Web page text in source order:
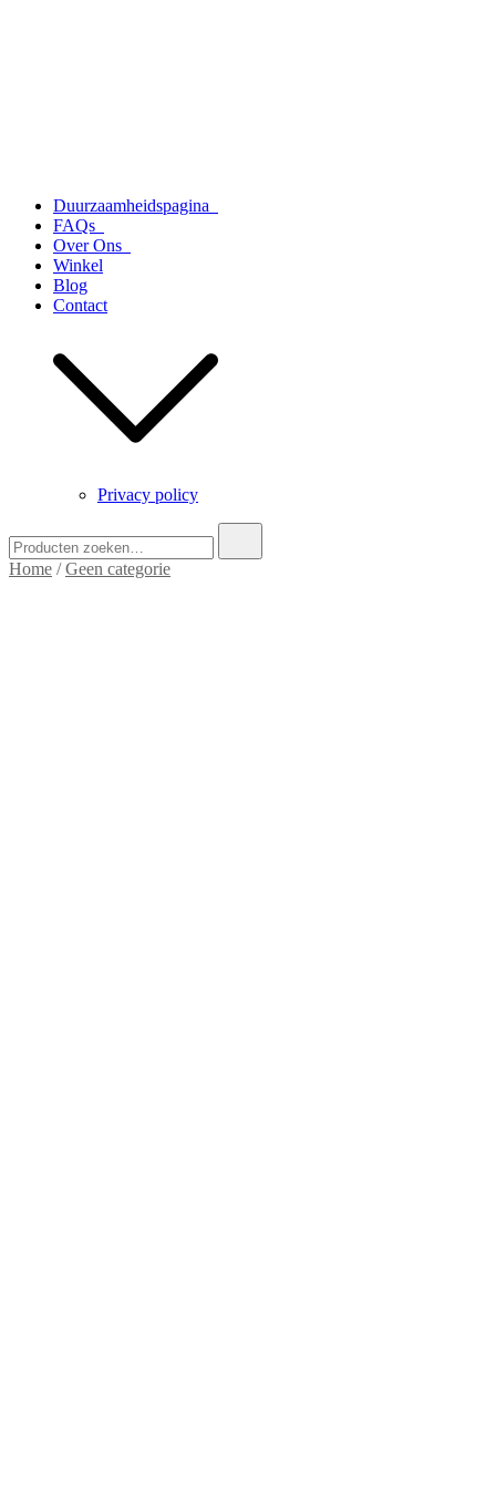
Duurzaamheidspagina
FAQs
Over Ons
Winkel
Blog
Contact
Privacy policy
naar:
Home /Geen categorie